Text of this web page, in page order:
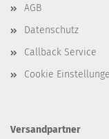
AGB
Datenschutz
Callback Service
Cookie
Versandpartner